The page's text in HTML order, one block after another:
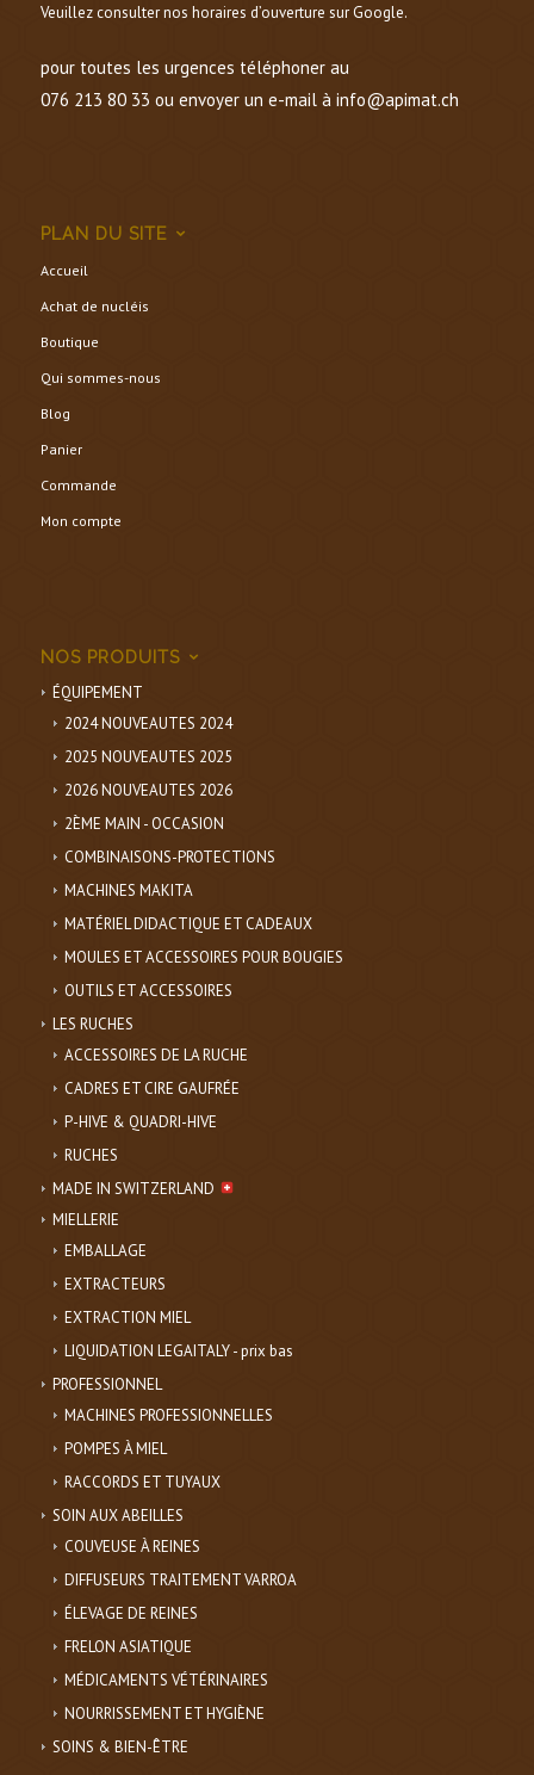
Veuillez consulter nos horaires d’ouverture sur Google.
pour toutes les urgences téléphoner au
076 213 80 33 ou envoyer un e-mail à info@apimat.ch
PLAN DU SITE
Accueil
Achat de nucléis
Boutique
Qui sommes-nous
Blog
Panier
Commande
Mon compte
NOS PRODUITS
ÉQUIPEMENT
2024 NOUVEAUTES 2024
2025 NOUVEAUTES 2025
2026 NOUVEAUTES 2026
2ÈME MAIN - OCCASION
COMBINAISONS-PROTECTIONS
MACHINES MAKITA
MATÉRIEL DIDACTIQUE ET CADEAUX
MOULES ET ACCESSOIRES POUR BOUGIES
OUTILS ET ACCESSOIRES
LES RUCHES
ACCESSOIRES DE LA RUCHE
CADRES ET CIRE GAUFRÉE
P-HIVE & QUADRI-HIVE
RUCHES
MADE IN SWITZERLAND
MIELLERIE
EMBALLAGE
EXTRACTEURS
EXTRACTION MIEL
LIQUIDATION LEGAITALY - prix bas
PROFESSIONNEL
MACHINES PROFESSIONNELLES
POMPES À MIEL
RACCORDS ET TUYAUX
SOIN AUX ABEILLES
COUVEUSE À REINES
DIFFUSEURS TRAITEMENT VARROA
ÉLEVAGE DE REINES
FRELON ASIATIQUE
MÉDICAMENTS VÉTÉRINAIRES
NOURRISSEMENT ET HYGIÈNE
SOINS & BIEN-ÊTRE